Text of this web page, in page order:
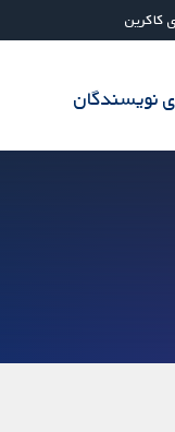
کاکرین
نویسندگان